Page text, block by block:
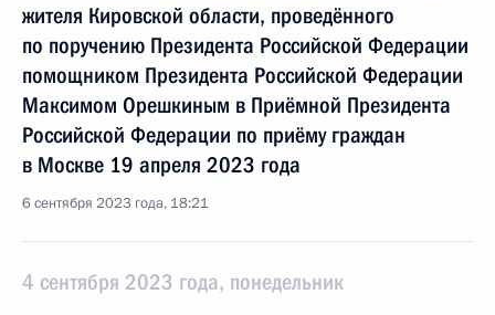
жителя Кировской области, проведённого
по поручению Президента Российской Федерации
помощником Президента Российской Федерации
Максимом Орешкиным в Приёмной Президента
Российской Федерации по приёму граждан
в Москве 19 апреля 2023 года
6 сентября 2023 года, 18:21
4 сентября 2023 года, понедельник